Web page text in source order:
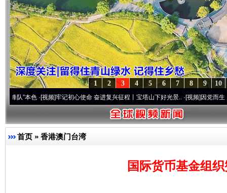
10
9
8
7
6
5
4
3
2
1
·[视频]牢记初心使命 奋进复兴征程丨宝塔山下好光景..·[视频]因党而生 为党而战
首页 » 香港澳门台湾
国际货币基金组